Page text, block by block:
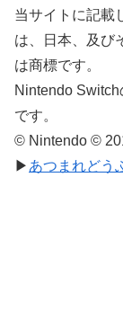
当サイトに記載
は、日本、及び
は商標です。
Nintendo
です。
© Nintendo ©
▶ あつまれどう